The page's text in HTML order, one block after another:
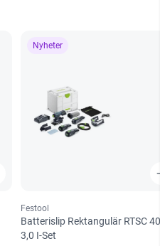
Nyheter
Festool
Batterislip Rektangulär RTSC
3,0 I-Set